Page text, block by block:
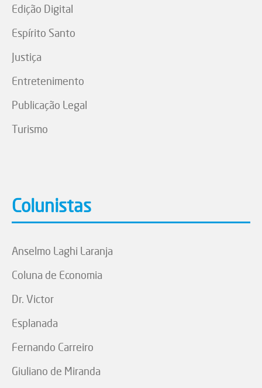
Edição Digital
Espírito Santo
Justiça
Entretenimento
Publicação Legal
Turismo
Colunistas
Anselmo Laghi Laranja
Coluna de Economia
Dr. Victor
Esplanada
Fernando Carreiro
Giuliano de Miranda